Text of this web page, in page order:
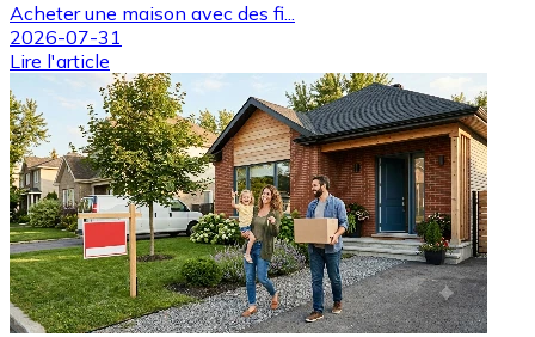
Acheter une maison avec des fi...
2026-07-31
Lire l'article